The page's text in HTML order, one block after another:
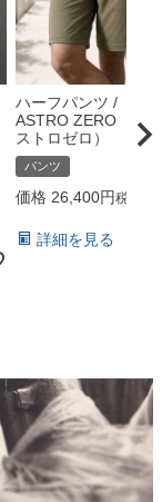
ハーフパンツ /
ASTRO ZERO （ア
ストロゼロ）
パンツ
価格 26,400 税込
詳細を見る